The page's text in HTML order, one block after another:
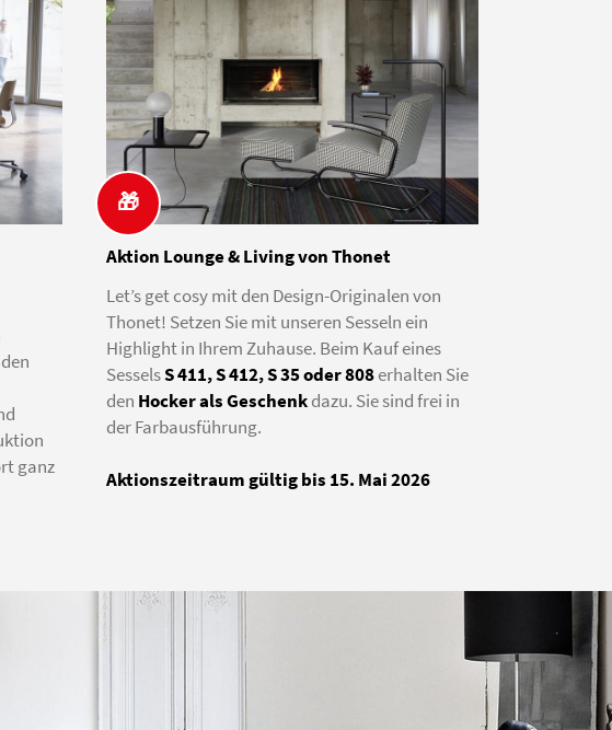
ganz
🎁
Aktion Lounge & Living von Thonet
Let’s get cosy mit den Design-Originalen von
Thonet! Setzen Sie mit unseren Sesseln ein
Highlight in Ihrem Zuhause. Beim Kauf eines
SesselsS 411, S 412, S 35 oder 808erhalten Sie
den Hocker als Geschenkdazu. Sie sind frei in
der Farbausführung.
Aktionszeitraum gültig bis 15. Mai 2026